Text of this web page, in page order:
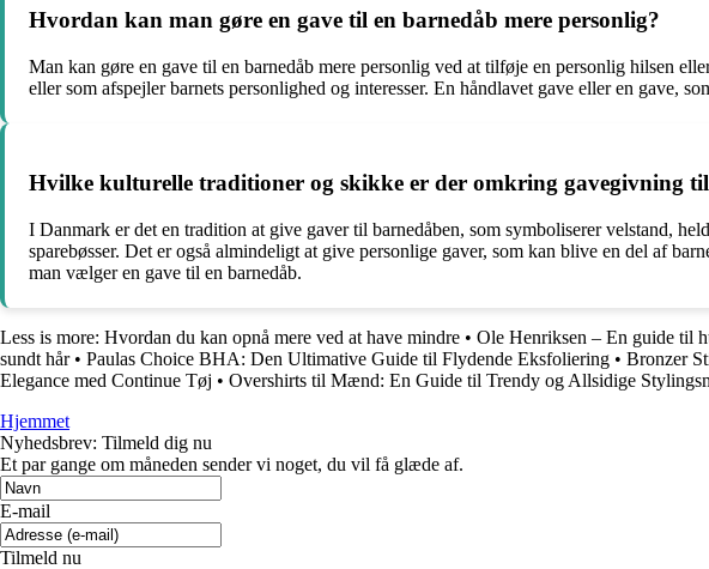
Hvordan kan man gøre en gave til en barnedåb mere personlig?
Man kan gøre en gave til en barnedåb mere personlig ved at tilføje en personlig hilsen
eller som afspejler barnets personlighed og interesser. En håndlavet gave eller en gave,
Hvilke kulturelle traditioner og skikke er der omkring gavegivning
I Danmark er det en tradition at give gaver til barnedåben, som symboliserer velstand,
sparebøsser. Det er også almindeligt at give personlige gaver, som kan blive en del af
man vælger en gave til en barnedåb.
Less is more: Hvordan du kan opnå mere ved at have mindre • Ole Henriksen – En guide til
sundt hår• Paulas Choice BHA: Den Ultimative Guide til Flydende Eksfoliering • Bronzer
Elegance med Continue Tøj • Overshirts til Mænd: En Guide til Trendy og Allsidige
Hjemmet
Nyhedsbrev: Tilmeld dig nu
Et par gange om måneden sender vi noget, du vil få glæde af.
E-mail
Tilmeld nu